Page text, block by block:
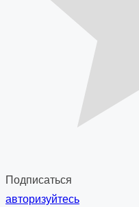
Подписаться
авторизуйтесь